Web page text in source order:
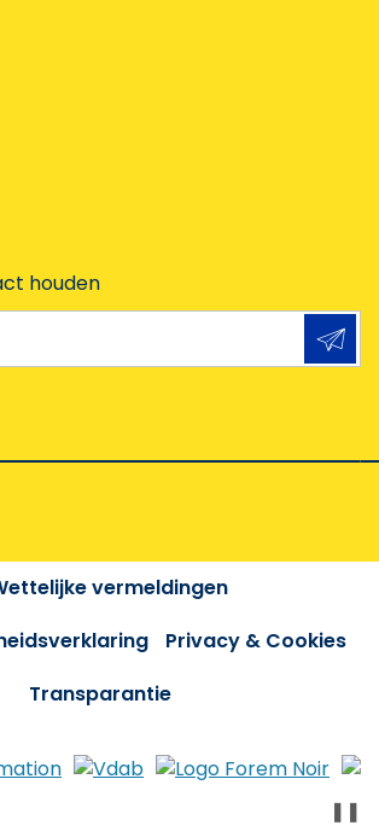
houden
vermeldingen
Privacy & Cookies
Transparantie
❚❚